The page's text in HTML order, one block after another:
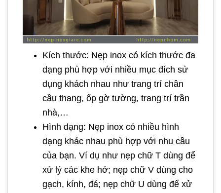
Kích thước: Nẹp inox có kích thước đa
dạng phù hợp với nhiều mục đích sử
dụng khách nhau như trang trí chân
cầu thang, ốp gờ tường, trang trí trần
nhà,…
Hình dạng: Nẹp inox có nhiều hình
dạng khác nhau phù hợp với nhu cầu
của bạn. Ví dụ như nẹp chữ T dùng để
xử lý các khe hở; nẹp chữ V dùng cho
gạch, kính, đá; nẹp chữ U dùng để xử